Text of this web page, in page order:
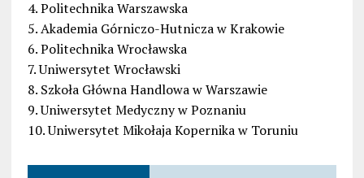
4. Politechnika Warszawska
5. Akademia Górniczo-Hutnicza w Krakowie
6. Politechnika Wrocławska
7. Uniwersytet Wrocławski
8. Szkoła Główna Handlowa w Warszawie
9. Uniwersytet Medyczny w Poznaniu
10. Uniwersytet Mikołaja Kopernika w Toruniu